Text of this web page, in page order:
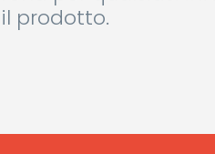
prodotto.